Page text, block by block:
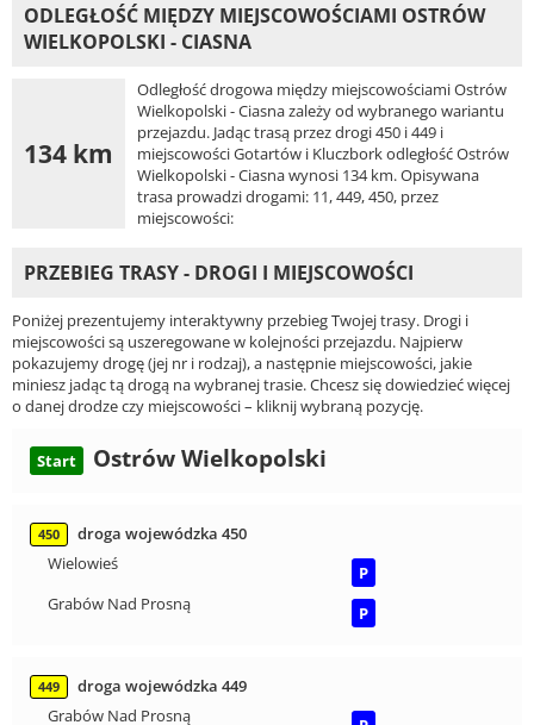
ODLEGŁOŚĆ MIĘDZY MIEJSCOWOŚCIAMI OSTRÓW
WIELKOPOLSKI - CIASNA
134 km
Odległość drogowa między miejscowościami Ostrów
Wielkopolski - Ciasna zależy od wybranego wariantu
przejazdu. Jadąc trasą przez drogi 450 i 449 i
miejscowości Gotartów i Kluczbork odległość Ostrów
Wielkopolski - Ciasna wynosi 134 km. Opisywana
trasa prowadzi drogami: 11, 449, 450, przez
miejscowości:
PRZEBIEG TRASY - DROGI I MIEJSCOWOŚCI
Poniżej prezentujemy interaktywny przebieg Twojej trasy. Drogi i
miejscowości są uszeregowane w kolejności przejazdu. Najpierw
pokazujemy drogę (jej nr i rodzaj), a następnie miejscowości, jakie
miniesz jadąc tą drogą na wybranej trasie. Chcesz się dowiedzieć więcej
o danej drodze czy miejscowości – kliknij wybraną pozycję.
Start Ostrów Wielkopolski
450
droga wojewódzka 450
Wielowieś
P
Grabów Nad Prosną
P
449
droga wojewódzka 449
Grabów Nad Prosną